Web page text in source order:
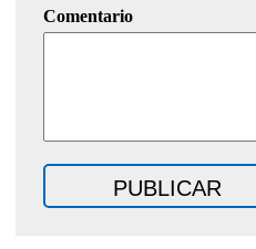
Comentario